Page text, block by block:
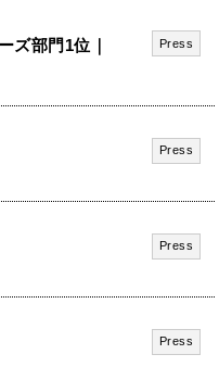
ズ部門1位｜
Press
Press
Press
Press